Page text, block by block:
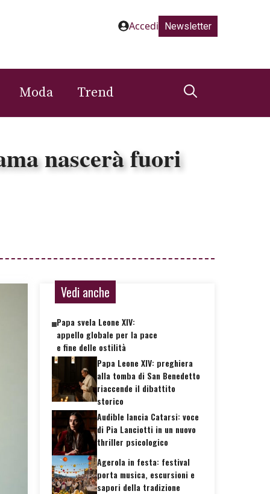
Accedi Newsletter
Moda Trend
nascerà fuori
Vedi anche
Papa svela Leone XIV:
appello globale per la pace
e fine delle ostilità
Papa Leone XIV: preghiera
alla tomba di San Benedetto
riaccende il dibattito
storico
Audible lancia Catarsi: voce
di Pia Lanciotti in un nuovo
thriller psicologico
Agerola in festa: festival
porta musica, escursioni e
sapori della tradizione